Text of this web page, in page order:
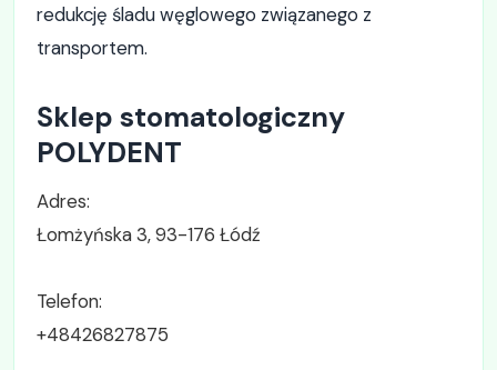
redukcję śladu węglowego związanego z
transportem.
Sklep stomatologiczny
POLYDENT
Adres:
Łomżyńska 3, 93-176 Łódź
Telefon:
+48426827875